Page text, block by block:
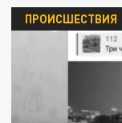
ПРОИСШЕСТВИЯ